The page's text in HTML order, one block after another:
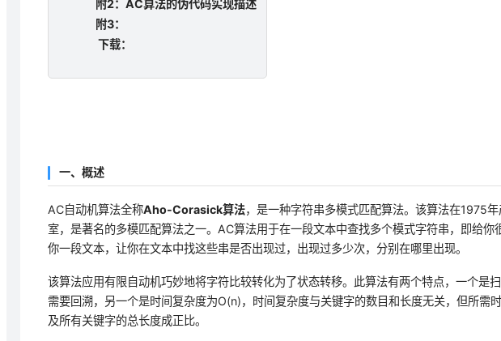
附2：AC算法的伪代码实现描述
附3：
下载：
一、概述
AC自动机算法全称Aho-Corasick算法，是一种字符串多模式匹配算法。该算法在1975
室，是著名的多模匹配算法之一。AC算法用于在一段文本中查找多个模式字符串，即给你
你一段文本，让你在文本中找这些串是否出现过，出现过多少次，分别在哪里出现。
该算法应用有限自动机巧妙地将字符比较转化为了状态转移。此算法有两个特点，一个是
需要回溯，另一个是时间复杂度为O(n)，时间复杂度与关键字的数目和长度无关，但所需
及所有关键字的总长度成正比。